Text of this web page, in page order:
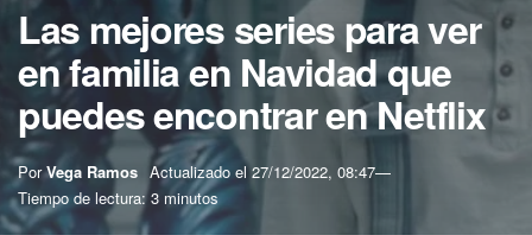
Las mejores series para ver
en familia en Navidad que
puedes encontrar en Netflix
Por Vega Ramos Actualizado el27/12/2022, 08:47
Tiempo de lectura: 3 minutos